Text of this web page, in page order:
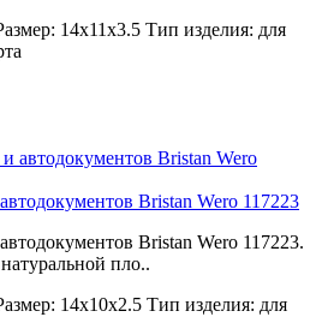
14х11х3.5 Тип изделия: для
Bristan Wero 117223
Bristan Wero 117223.
пло..
14х10х2.5 Тип изделия: для